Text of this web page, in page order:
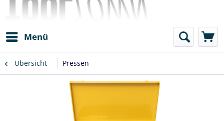
Menü
Übersicht Pressen